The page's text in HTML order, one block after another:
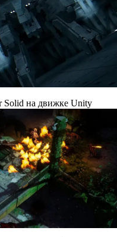
Solid на движке Unity